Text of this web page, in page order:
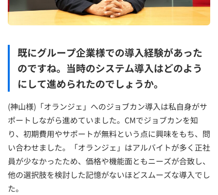
既にグループ企業様での導入経験があった
のですね。当時のシステム導入はどのよう
にして進められたのでしょうか。
(神山様)「オランジェ」へのジョブカン導入は私自身がサ
ポートしながら進めていました。CMでジョブカンを知
り、初期費用やサポートが無料という点に興味をもち、問
い合わせました。「オランジェ」はアルバイトが多く正社
員が少なかったため、価格や機能面ともニーズが合致し、
他の選択肢を検討した記憶がないほどスムーズな導入でし
た。